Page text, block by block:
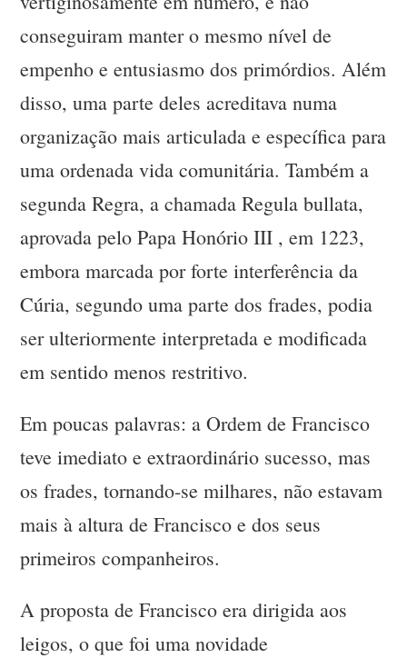
conseguiram manter o mesmo nível de
empenho e entusiasmo dos primórdios. Além
disso, uma parte deles acreditava numa
organização mais articulada e específica para
uma ordenada vida comunitária. Também a
segunda Regra, a chamada Regula bullata,
aprovada pelo Papa Honório III , em 1223,
embora marcada por forte interferência da
Cúria, segundo uma parte dos frades, podia
ser ulteriormente interpretada e modificada
em sentido menos restritivo.
Em poucas palavras: a Ordem de Francisco
teve imediato e extraordinário sucesso, mas
os frades, tornando-se milhares, não estavam
mais à altura de Francisco e dos seus
primeiros companheiros.
A proposta de Francisco era dirigida aos
leigos, o que foi uma novidade